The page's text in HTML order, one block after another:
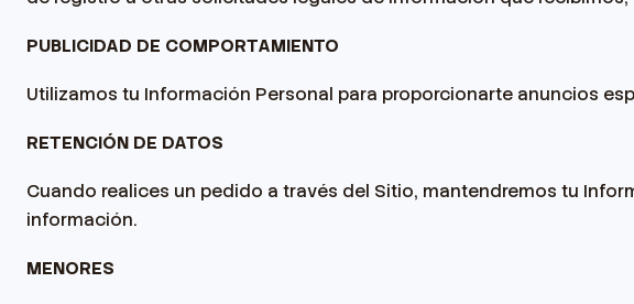
PUBLICIDAD DE COMPORTAMIENTO
Utilizamos tu Información Personal para proporcionarte anuncios
RETENCIÓN DE DATOS
Cuando realices un pedido a través del Sitio, mantendremos tu
información.
MENORES